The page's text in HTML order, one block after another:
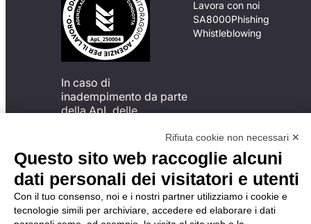
In caso di
inadempimento da parte
della ApL delle
del Codice di Condotta, è
possibile presentare un
reclamo
all’Organismo di
Monitoraggio utilizzando
una delle modalità
descritte al seguente
Lavora con noi
SA8000Phishing
Whistleblowing
Rifiuta cookie non necessari ✕
Questo sito web raccoglie alcuni
dati personali dei visitatori e utenti
Con il tuo consenso, noi e i nostri partner utilizziamo i cookie e
tecnologie simili per archiviare, accedere ed elaborare i dati